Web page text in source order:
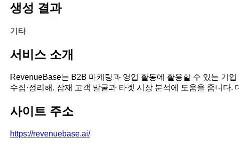
생성 결과
기타
서비스 소개
RevenueBase는 B2B 마케팅과 영업 활동에 활용할 수 있는 기
수집·정리해, 잠재 고객 발굴과 타겟 시장 분석에 도움을 줍니
사이트 주소
https://revenuebase.ai/